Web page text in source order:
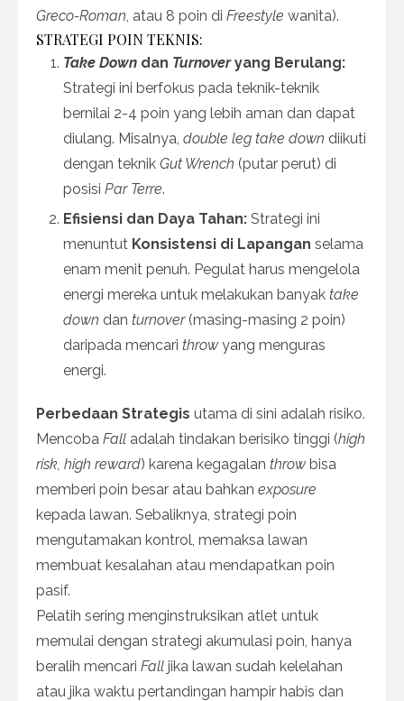
Greco-Roman , atau 8 poin di Freestyle wanita).
STRATEGI POIN TEKNIS:
Take Down dan Turnoveryang Berulang:
Strategi ini berfokus pada teknik-teknik
bernilai 2-4 poin yang lebih aman dan dapat
diulang. Misalnya, double leg take down diikuti
dengan teknik Gut Wrench (putar perut) di
posisi Par Terre.
Efisiensi dan Daya Tahan: Strategi ini
menuntut Konsistensi di Lapangan selama
enam menit penuh. Pegulat harus mengelola
energi mereka untuk melakukan banyak take
down dan turnover(masing-masing 2 poin)
daripada mencari throw yang menguras
energi.
Perbedaan Strategis utama di sini adalah risiko.
Mencoba Fall adalah tindakan berisiko tinggi (high
risk, high reward) karena kegagalan throw bisa
memberi poin besar atau bahkan exposure
kepada lawan. Sebaliknya, strategi poin
mengutamakan kontrol, memaksa lawan
membuat kesalahan atau mendapatkan poin
pasif.
Pelatih sering menginstruksikan atlet untuk
memulai dengan strategi akumulasi poin, hanya
beralih mencari Fall jika lawan sudah kelelahan
atau jika waktu pertandingan hampir habis dan